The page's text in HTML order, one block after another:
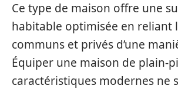
Ce type de maison offre une
habitable optimisée en reliant
communs et privés d’une
Équiper une maison de plain-
caractéristiques modernes ne